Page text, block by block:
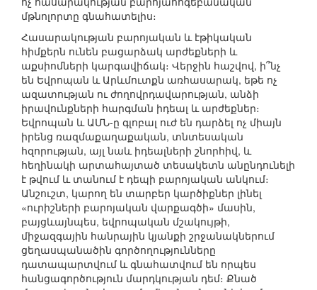
մթնոլորտը գնահատելիս։
Հասարակության բարոյական և էթիկական
հիմքերն ունեն բացարձակ արժեքների և
աքսիոմների կարգավիճակ։ Վերջին հաշվով, ի՞նչ
են Եվրոպան և Արևմուտքն առհասարակ, եթե ոչ
ազատության ու ժողովրդավարության, անձի
իրավունքների հարգման իդեալ և արժեքներ։
Եվրոպան և ԱՄՆ-ը գլոբալ ուժ են դարձել ոչ միայն
իրենց ռազմաքաղաքական, տնտեսական
հզորության, այլ նաև իդեալների շնորհիվ, և
հեղինակի արտահայտած տեսակետն անընդունելի
է թվում և տանում է դեպի բարոյական անկում։
Անշուշտ, կարող են տարբեր կարծիքներ լինել
«ուրիշների բարոյական վարքագծի» մասին,
բայցևայնպես, եվրոպական մշակույթի,
միջազգային հանրային կյանքի շրջանակներում
ցեղասպանածին գործողությունները
դատապարտվում և գնահատվում են որպես
հանցագործություն մարդկության դեմ։ Քնած